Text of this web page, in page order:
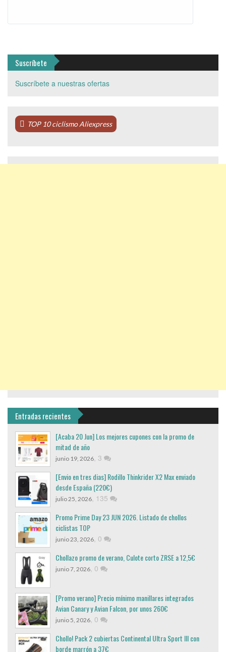
Suscríbete
Suscríbete a nuestras ofertas
TOP 10 ciclismo Aliexpress
Entradas recientes
[Acaba 20 Jun] Los mejores cupones con la promo de
mitad de año
junio 19, 2026, 3
[Envio en tres dias] Rodillo Thinkrider X2 Max enviado
desde España (220€)
julio 25, 2026, 135
Promo Prime Day 23 JUN 2026. Listado de chollos
ciclistas TOP
junio 23, 2026, 0
Chollazo promo de verano, Culote corto ZRSE a 12,5€
junio 7, 2026, 0
[Promo verano] Precio mínimo manillares integrados
Avian Canary y Avian Falcon, por unos 260€
junio 5, 2026, 0
Chollo! Pack 2 cubiertas Continental Ultra Sport III con
borde marrón a 37€